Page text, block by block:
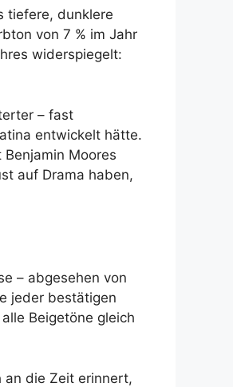
tiefere, dunklere
von 7 % im Jahr
widerspiegelt:
– fast
entwickelt hätte.
Moores
auf Drama haben,
– abgesehen von
jeder bestätigen
Beigetöne gleich
an die Zeit erinnert,